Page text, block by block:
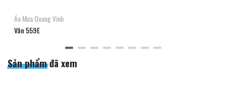
Áo Mưa Quang Vinh
Vân 559E
Sản phẩm đã xem